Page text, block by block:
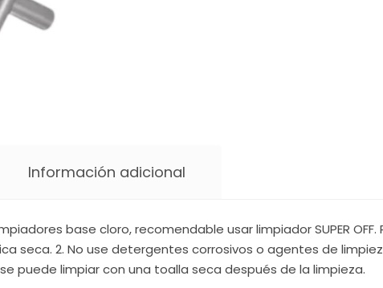
Información adicional
base cloro, recomendable usar limpiador SUPER
seca. 2. No use detergentes corrosivos o agentes de
puede limpiar con una toalla seca después de la limpieza.